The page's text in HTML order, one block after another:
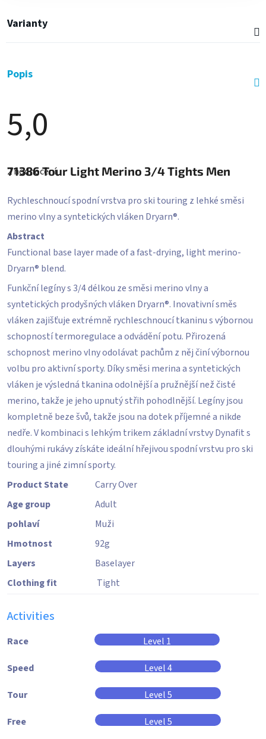
Varianty
Popis
5,0
produktu
z
hvězdiček.
2 hodnocení
71386 Tour Light Merino 3/4 Tights Men
Rychleschnoucí spodní vrstva pro ski touring z lehké směsi
merino vlny a syntetických vláken Dryarn®.
Abstract
Functional base layer made of a fast-drying, light merino-
Dryarn® blend.
Funkční legíny s 3/4 délkou ze směsi merino vlny a
syntetických prodyšných vláken Dryarn®. Inovativní směs
vláken zajišťuje extrémně rychleschnoucí tkaninu s výbornou
schopností termoregulace a odvádění potu. Přirozená
schopnost merino vlny odolávat pachům z něj činí výbornou
volbu pro aktivní sporty. Díky směsi merina a syntetických
vláken je výsledná tkanina odolnější a pružnější než čisté
merino, takže je jeho upnutý střih pohodlnější. Legíny jsou
kompletně beze švů, takže jsou na dotek příjemné a nikde
nedře. V kombinaci s lehkým trikem základní vrstvy Dynafit s
dlouhými rukávy získáte ideální hřejivou spodní vrstvu pro ski
touring a jiné zimní sporty.
Product State
Carry Over
Age group
Adult
pohlaví
Muži
Hmotnost
92g
Layers
Baselayer
Clothing fit
Tight
Activities
Race Level 1
Speed Level 4
Tour Level 5
Free Level 5